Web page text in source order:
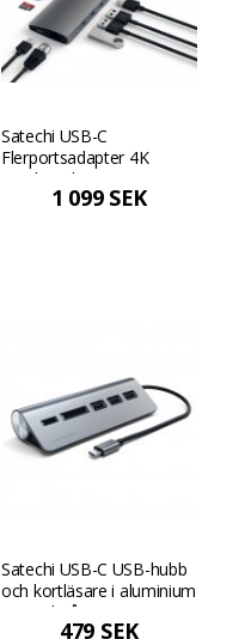
Satechi USB-C
Flerportsadapter 4K
Gigabit Ethernet V2 -
Rymdgrå1 099 SEK
Satechi USB-C USB-hubb
och kortläsare i aluminium
- Rymdgrå
479 SEK